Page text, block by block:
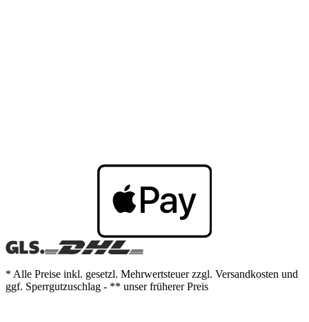
* Alle Preise inkl. gesetzl. Mehrwertsteuer zzgl. Versandkosten und
ggf. Sperrgutzuschlag - ** unser früherer Preis